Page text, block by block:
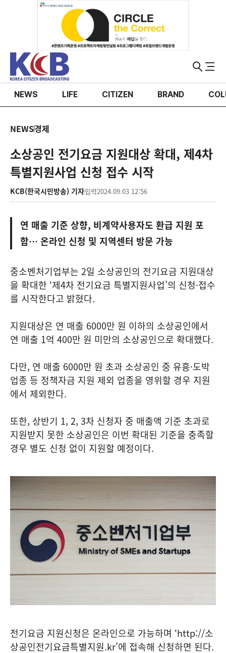
NEWS LIFE CITIZEN BRAND
NEWS경제
소상공인 전기요금 지원대상 확대, 제4차
특별지원사업 신청 접수 시작
KCB(한국시민방송) 기자입력2024.09.03 12:56
연 매출 기준 상향, 비계약사용자도 환급 지원 포
함… 온라인 신청 및 지역센터 방문 가능
중소벤처기업부는 2일 소상공인의 전기요금 지원대상
을 확대한 ‘제4차 전기요금 특별지원사업’의 신청·접수
를 시작한다고 밝혔다.
지원대상은 연 매출 6000만 원 이하의 소상공인에서
연 매출 1억 400만 원 미만의 소상공인으로 확대했다.
다만, 연 매출 6000만 원 초과 소상공인 중 유흥·도박
업종 등 정책자금 지원 제외 업종을 영위할 경우 지원
에서 제외한다.
또한, 상반기 1, 2, 3차 신청자 중 매출액 기준 초과로
지원받지 못한 소상공인은 이번 확대된 기준을 충족할
경우 별도 신청 없이 지원할 예정이다.
전기요금 지원신청은 온라인으로 가능하며 ‘http://소
상공인전기요금특별지원.kr’에 접속해 신청하면 된다.